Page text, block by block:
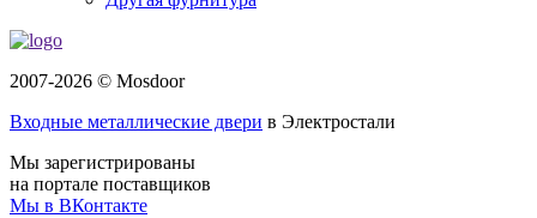
2007-2026 © Mosdoor
Входные металлические двери в Электростали
Мы зарегистрированы
на портале поставщиков
Мы в ВКонтакте